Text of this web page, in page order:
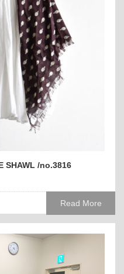
SHAWL /no.3816
Read More